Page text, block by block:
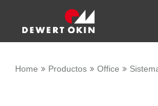
Home Productos Office